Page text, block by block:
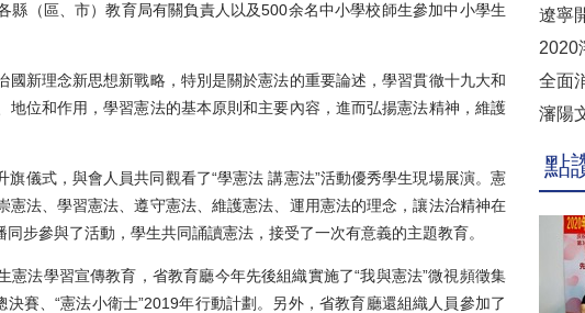
（區、市）教育局有關負責人以及500余名中小學校師生參加中小學生
新理念新思想新戰略，特別是關於憲法的重要論述，學習貫徹十九大和
位和作用，學習憲法的基本原則和主要內容，進而弘揚憲法精神，維護
式，與會人員共同觀看了“學憲法 講憲法”活動優秀學生現場展演。憲
法、學習憲法、遵守憲法、維護憲法、運用憲法的理念，讓法治精神在
步參與了活動，學生共同誦讀憲法，接受了一次有意義的主題教育。
法學習宣傳教育，省教育廳今年先後組織實施了“我與憲法”微視頻徵集
賽、“憲法小衛士”2019年行動計劃。另外，省教育廳還組織人員參加了
遼寧
2020
全面
瀋陽
點